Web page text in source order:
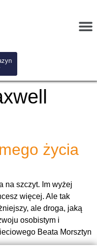
życia
na szczyt. Im wyżej
więcej. Ale tak
ale droga, jaką
osobistym i
Beata Morsztyn